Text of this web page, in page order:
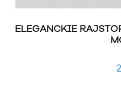
ELEGANCKIE